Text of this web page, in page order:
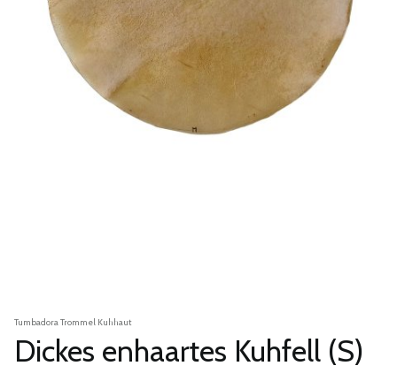
Tumbadora Trommel Kuhhaut
Dickes enhaartes Kuhfell (S)